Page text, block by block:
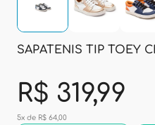
SAPATENIS TIP TOEY
R$ 319,99
5x de R$ 64,00